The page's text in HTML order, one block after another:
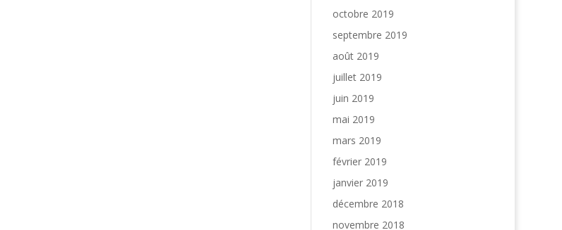
octobre 2019
septembre 2019
août 2019
juillet 2019
juin 2019
mai 2019
mars 2019
février 2019
janvier 2019
décembre 2018
novembre 2018